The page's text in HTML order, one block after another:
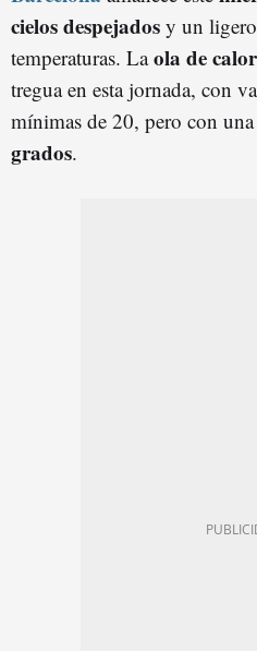
cielos despejados y un ligero
temperaturas. Laola de calor
tregua en esta jornada, con
mínimas de 20, pero con una
grados.